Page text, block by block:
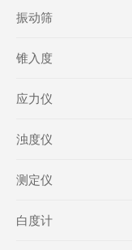
振动筛
锥入度
应力仪
浊度仪
测定仪
白度计